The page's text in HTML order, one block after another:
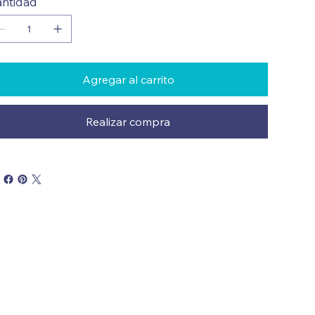
Agregar al carrito
Realizar compra